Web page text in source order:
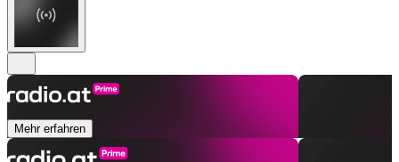
Mehr erfahren